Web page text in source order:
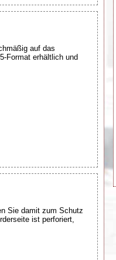
auf das
Format erhältlich und
Sie damit zum Schutz
ist perforiert,